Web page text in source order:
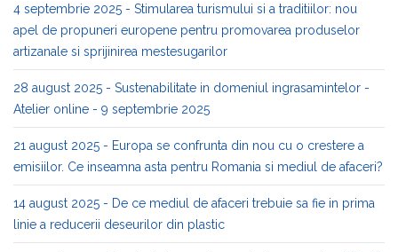
4 septembrie 2025 - Stimularea turismului si a traditiilor: nou
apel de propuneri europene pentru promovarea produselor
artizanale si sprijinirea mestesugarilor
28 august 2025 - Sustenabilitate in domeniul ingrasamintelor -
Atelier online - 9 septembrie 2025
21 august 2025 - Europa se confrunta din nou cu o crestere a
emisiilor. Ce inseamna asta pentru Romania si mediul de afaceri?
14 august 2025 - De ce mediul de afaceri trebuie sa fie in prima
linie a reducerii deseurilor din plastic